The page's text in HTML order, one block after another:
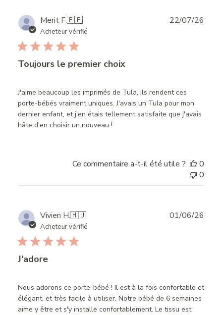
Merit F.🇪🇪
Acheteur vérifié
Toujours le premier choix
J'aime beaucoup les imprimés de Tula, ils rendent ces
porte-bébés vraiment uniques. J'avais un Tula pour mon
dernier enfant, et j'en étais tellement satisfaite que j'avais
hâte d'en choisir un nouveau !
22/07/26
Ce commentaire a-t-il été utile ?
0
0
Vivien H.🇭🇺
Acheteur vérifié
J'adore
Nous adorons ce porte-bébé ! Il est à la fois confortable et
élégant, et très facile à utiliser. Notre bébé de 6 semaines
aime y être et s'y installe confortablement. Le tissu est
01/06/26